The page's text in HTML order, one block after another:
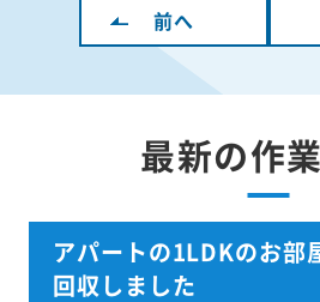
前へ
最新の作
アパートの1LDKのお部
回収しました